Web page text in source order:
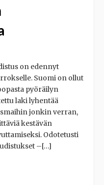
on edennyt
Suomi on ollut
pyöräilyn
laki lyhentää
jonkin verran,
kestävän
Odotetusti
–[…]